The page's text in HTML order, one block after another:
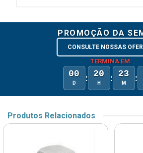
PROMOÇÃO DA
CONSULTE NOSSAS
TERMINA EM:
00
D : 20
H : 23
M :
Produtos Relacionados